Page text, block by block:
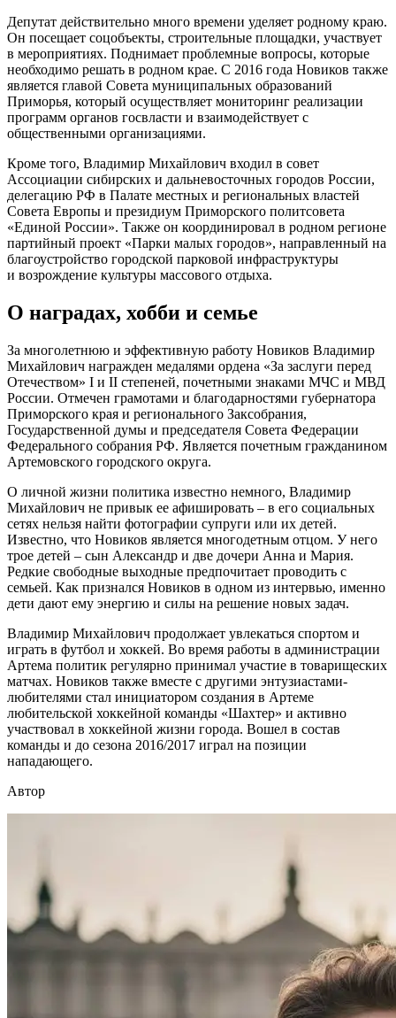
Депутат действительно много времени уделяет родному краю.
Он посещает соцобъекты, строительные площадки, участвует
в мероприятиях. Поднимает проблемные вопросы, которые
необходимо решать в родном крае. С 2016 года Новиков также
является главой Совета муниципальных образований
Приморья, который осуществляет мониторинг реализации
программ органов госвласти и взаимодействует с
общественными организациями.
Кроме того, Владимир Михайлович входил в совет
Ассоциации сибирских и дальневосточных городов России,
делегацию РФ в Палате местных и региональных властей
Совета Европы и президиум Приморского политсовета
«Единой России». Также он координировал в родном регионе
партийный проект «Парки малых городов», направленный на
благоустройство городской парковой инфраструктуры
и возрождение культуры массового отдыха.
О наградах, хобби и семье
За многолетнюю и эффективную работу Новиков Владимир
Михайлович награжден медалями ордена «За заслуги перед
Отечеством» I и II степеней, почетными знаками МЧС и МВД
России. Отмечен грамотами и благодарностями губернатора
Приморского края и регионального Заксобрания,
Государственной думы и председателя Совета Федерации
Федерального собрания РФ. Является почетным гражданином
Артемовского городского округа.
О личной жизни политика известно немного, Владимир
Михайлович не привык ее афишировать – в его социальных
сетях нельзя найти фотографии супруги или их детей.
Известно, что Новиков является многодетным отцом. У него
трое детей – сын Александр и две дочери Анна и Мария.
Редкие свободные выходные предпочитает проводить с
семьей. Как признался Новиков в одном из интервью, именно
дети дают ему энергию и силы на решение новых задач.
Владимир Михайлович продолжает увлекаться спортом и
играть в футбол и хоккей. Во время работы в администрации
Артема политик регулярно принимал участие в товарищеских
матчах. Новиков также вместе с другими энтузиастами-
любителями стал инициатором создания в Артеме
любительской хоккейной команды «Шахтер» и активно
участвовал в хоккейной жизни города. Вошел в состав
команды и до сезона 2016/2017 играл на позиции
нападающего.
Автор